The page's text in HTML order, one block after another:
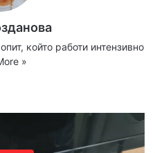
който работи интензивно
»